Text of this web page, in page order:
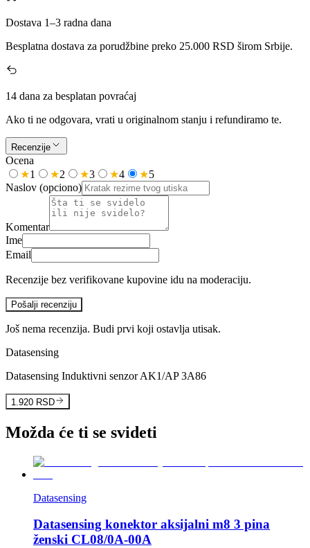
Dostava 1–3 radna dana
Besplatna dostava za porudžbine preko 25.000 RSD širom Srbije.
14 dana za besplatan povraćaj
Ako ti ne odgovara, vrati u originalnom stanju i refundiramo te.
Recenzije
Ocena
★1 ★2 ★3 ★4 ★5
Naslov (opciono)
Komentar
Ime
Email
Recenzije bez verifikovane kupovine idu na moderaciju.
Pošalji recenziju
Još nema recenzija. Budi prvi koji ostavlja utisak.
Datasensing
Datasensing Induktivni senzor AK1/AP 3A86
1.920 RSD
Možda će ti se svideti
Datasensing
Datasensing konektor aksijalni m8 3 pina
ženski CL08/0A-00A